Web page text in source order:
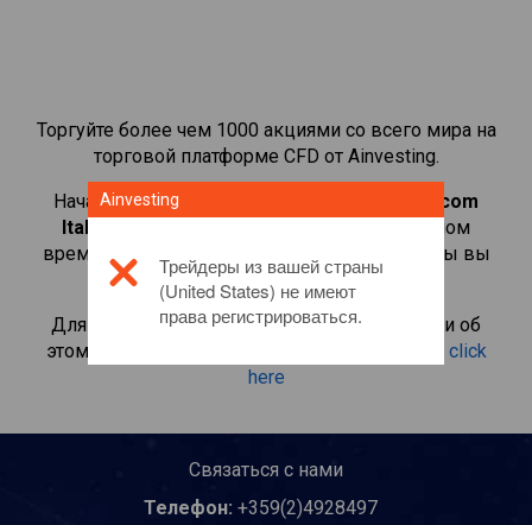
Торгуйте более чем 1000 акциями со всего мира на
торговой платформе CFD от Ainvesting.
Начать торговать CFD-контрактами на
Telecom
Italia
. Просматривайте котировки в реальном
времени и получайте дивиденды, как если бы вы
владели самой акцией.
Для получения дополнительной информации об
этом инвестиционном продукте, пожалуйста click
here
Связаться с нами
Телефон: +359(2)4928497
Ainvesting
Трейдеры из вашей страны
(United States) не имеют
права регистрироваться.